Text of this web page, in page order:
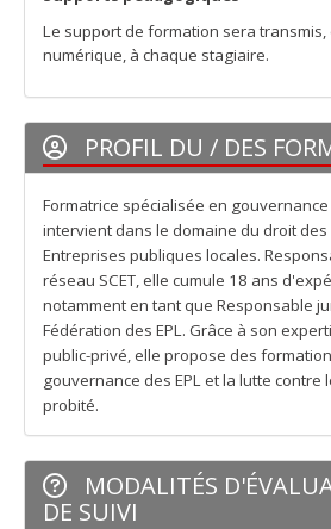
Le support de formation sera
numérique, à chaque stagiaire.
PROFIL DU / DES
Formatrice spécialisée en gouvernance
intervient dans le domaine du droit
Entreprises publiques locales.
réseau SCET, elle cumule 18 ans
notamment en tant que Responsable
Fédération des EPL. Grâce à son
public-privé, elle propose des
gouvernance des EPL et la lutte contre
probité.
MODALITÉS
DE SUIVI